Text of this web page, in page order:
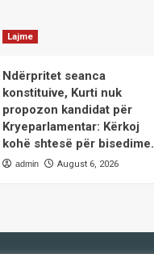
Lajme
Ndërpritet seanca
konstituive, Kurti nuk
propozon kandidat për
Kryeparlamentar: Kërkoj
kohë shtesë për bisedime.
admin August 6, 2026